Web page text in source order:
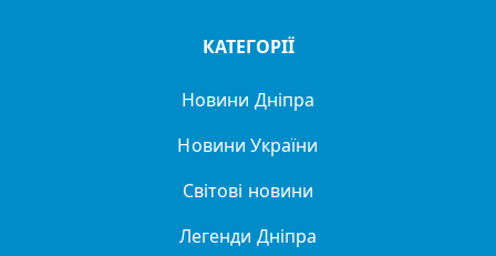
КАТЕГОРІЇ
Новини Дніпра
Новини України
Світові новини
Легенди Дніпра